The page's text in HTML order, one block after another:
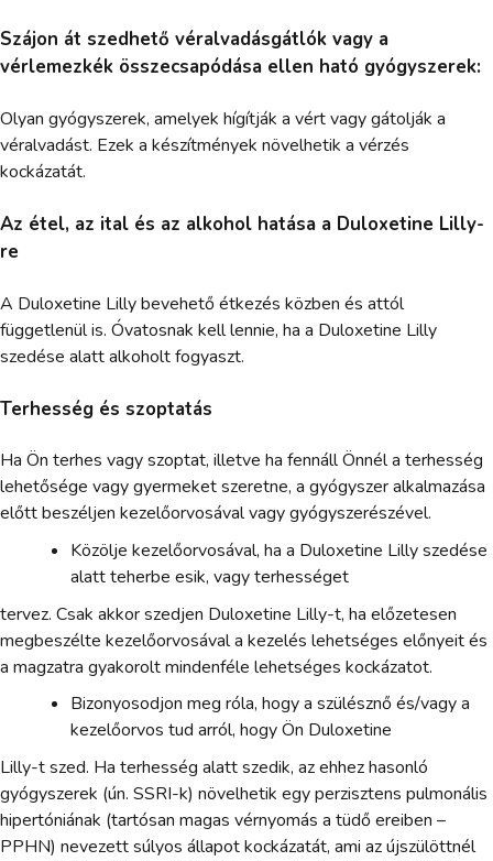
Szájon át szedhető véralvadásgátlók vagy a
vérlemezkék összecsapódása ellen ható gyógyszerek:
Olyan gyógyszerek, amelyek hígítják a vért vagy gátolják a
véralvadást. Ezek a készítmények növelhetik a vérzés
kockázatát.
Az étel, az ital és az alkohol hatása a Duloxetine Lilly-
re
A Duloxetine Lilly bevehető étkezés közben és attól
függetlenül is. Óvatosnak kell lennie, ha a Duloxetine Lilly
szedése alatt alkoholt fogyaszt.
Terhesség és szoptatás
Ha Ön terhes vagy szoptat, illetve ha fennáll Önnél a terhesség
lehetősége vagy gyermeket szeretne, a gyógyszer alkalmazása
előtt beszéljen kezelőorvosával vagy gyógyszerészével.
Közölje kezelőorvosával, ha a Duloxetine Lilly szedése
alatt teherbe esik, vagy terhességet
tervez. Csak akkor szedjen Duloxetine Lilly-t, ha előzetesen
megbeszélte kezelőorvosával a kezelés lehetséges előnyeit és
a magzatra gyakorolt mindenféle lehetséges kockázatot.
Bizonyosodjon meg róla, hogy a szülésznő és/vagy a
kezelőorvos tud arról, hogy Ön Duloxetine
Lilly-t szed. Ha terhesség alatt szedik, az ehhez hasonló
gyógyszerek (ún. SSRI-k) növelhetik egy perzisztens pulmonális
hipertóniának (tartósan magas vérnyomás a tüdő ereiben –
PPHN) nevezett súlyos állapot kockázatát, ami az újszülöttnél